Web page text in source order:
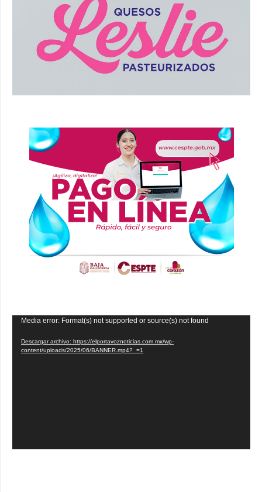
Reproductor
vídeo
Media error: Format(s) not supported or source(s) not found
Descargar archivo: https://elportavoznoticias.com.mx/wp-
content/uploads/2025/06/BANNER.mp4?_=1